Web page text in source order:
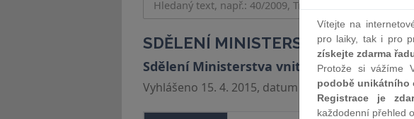
SDĚLENÍ MINISTERSTVA VNITRA
Sdělení Ministerstva vnitra o vyhlášení
Vyhlášeno 15. 4. 2015, datum účinnosti 15. 4.
Vítejte na
pro laiky, tak i pro
získejte zdarma
Protože si vážíme
podobě unikátního
Registrace je
každodenní přehled